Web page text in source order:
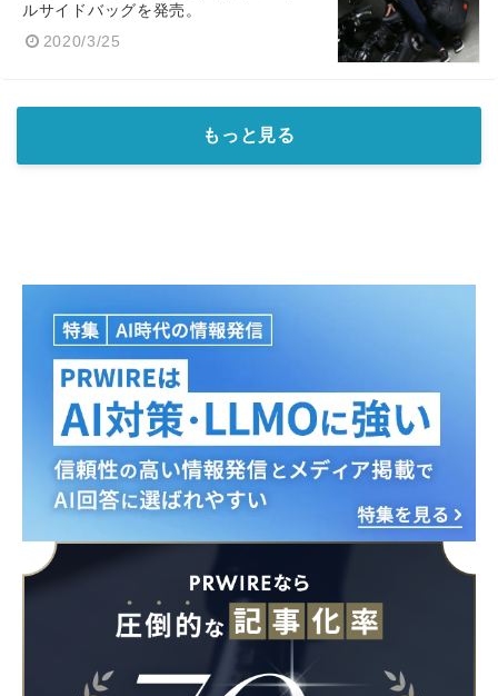
ルサイドバッグを発売。
2020/3/25
もっと見る